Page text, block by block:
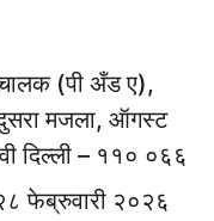
(पी अँड ए),
दुसरा मजला, ऑगस्ट
दिल्ली – ११० ०६६
फेब्रुवारी २०२६